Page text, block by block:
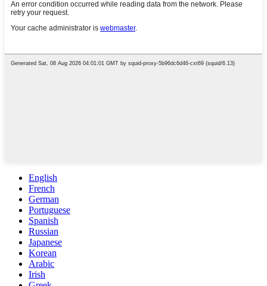
English
French
German
Portuguese
Spanish
Russian
Japanese
Korean
Arabic
Irish